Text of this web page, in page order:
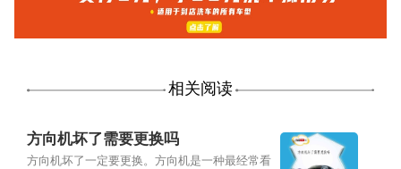
相关阅读
方向机坏了需要更换吗
方向机坏了一定要更换。方向机是一种最经常看